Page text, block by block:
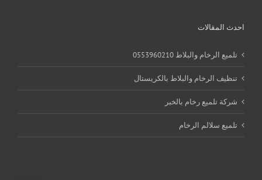
احدث المقالات
تلميع الرخام والبلاط 0553960210
تنظيف الرخام والبلاط بالكريستال
شركة تلميع رخام بالخبر
تلميع سلالم الرخام